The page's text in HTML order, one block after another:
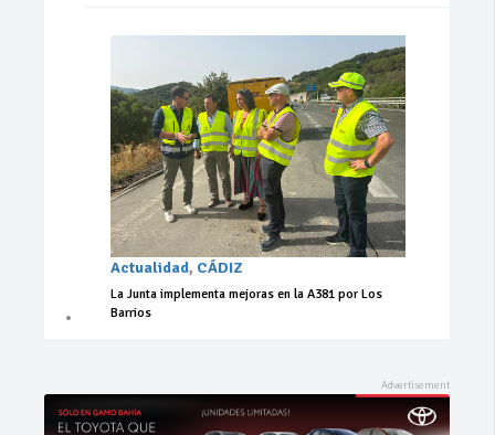
Actualidad, CÁDIZ
La Junta implementa mejoras en la A381 por Los
Barrios